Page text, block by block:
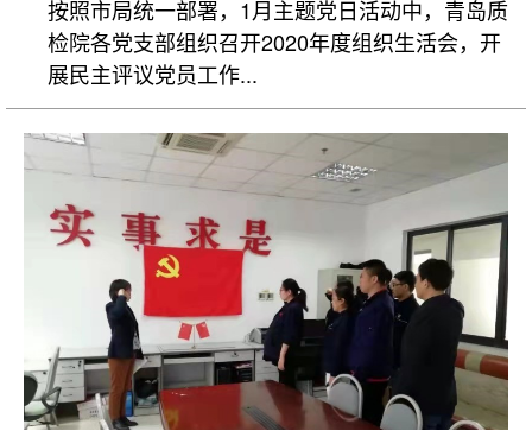
按照市局统一部署，1月主题党日活动中，青岛质
检院各党支部组织召开2020年度组织生活会，开
展民主评议党员工作...